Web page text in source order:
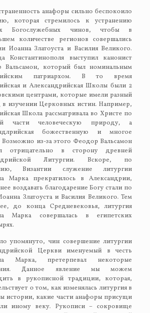
анафоры сильно беспокоило
которая стремилось к устранению
Богослужебных чинов, чтобы в
количестве регионов совершались
Иоанна Златоуста и Василия Великого.
Константинополя выступил канонист
Вальсамон, который был номинальным
патриархом. В то время
и Александрийская Школы были 2
центрами, которые имели разный
изучении Церковных истин. Например,
Школа рассматривала во Христе по
части человеческую природу, а
божественную и многое
Возможно из-за этого Феодор Вальсамон
отрицательно в сторону древней
Литургии. Вскоре, по
Византии служение литургии
Марка прекратилось в Александрии,
воздавать благодарение Богу стали по
Златоуста и Василия Великого. Тем
до конца Средневековья, литургия
Марка совершалась в египетских
упомянуто, чин совершение литургии
Церкви именуемый в честь
Марка, претерпевал некоторые
Данное явление мы можем
в рукописной традиции, которая,
о том, как изменялась литургия в
истории, какие части анафоры присущи
иному веку. Рукописи – сокровище